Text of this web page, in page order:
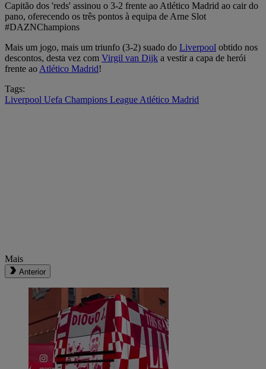
Capitão dos 'reds' assinou o 3-2 frente ao Atlético Madrid ao cair do
pano, oferecendo os três pontos à equipa de Arne Slot
#DAZNChampions
Mais um jogo, mais um triunfo (3-2) suado do Liverpool obtido nos
descontos, desta vez com Virgil van Dijk a vestir a capa de herói
frente ao Atlético Madrid!
Tags:
Liverpool Uefa Champions League Atlético Madrid
Mais
Anterior